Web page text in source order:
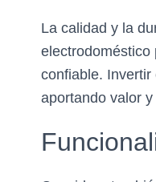
La calidad y la
electrodoméstico
confiable.
aportando valor